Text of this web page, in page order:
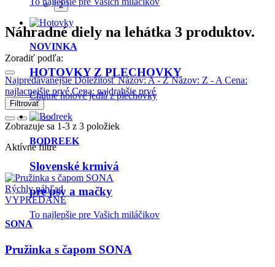
Chutné hotové jedlá z plechovky
BODREEK
Slovenské krmivá
pre psy a mačky
To najlepšie pre Vašich miláčikov
NOVINKA
HOTOVKY Z PLECHOVKY
Chutné hotové jedlá z plechovky
2
Náhradné diely na lehátka 3 produktov.
Zoradiť podľa:
NajpredávanejšieDôležitosťNázov: A - ZNázov: Z - A Cena:
najlacnejšie prvéCena: najdrahšie prvé
Filtrovať
Zobrazuje sa 1-3 z 3 položiek
Aktívne filtre
Rýchly náhľad
VYPREDANÉ
SONA
Pružinka s čapom SONA